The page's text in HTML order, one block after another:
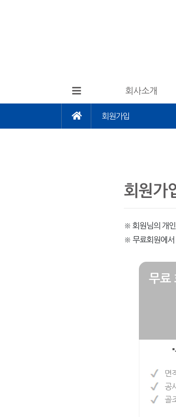
회사소개
회원가입
회원가
※ 회원님의 개
※ 무료회원에서
무료
면
공
골